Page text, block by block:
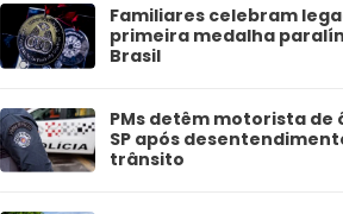
Familiares celebram
primeira medalha
Brasil
PMs detêm motorista de
SP após
trânsito